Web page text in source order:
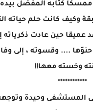
كتابه المفضل بيده.
وكيف كانت حلم حياته
عميقا حين عادت ذكرياته
حنوّها .... وقسوته ، إلى
وخسته معها!!
المستشفى وحيدة